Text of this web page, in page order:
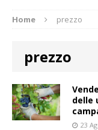
Home prezzo
prezzo
delle
23